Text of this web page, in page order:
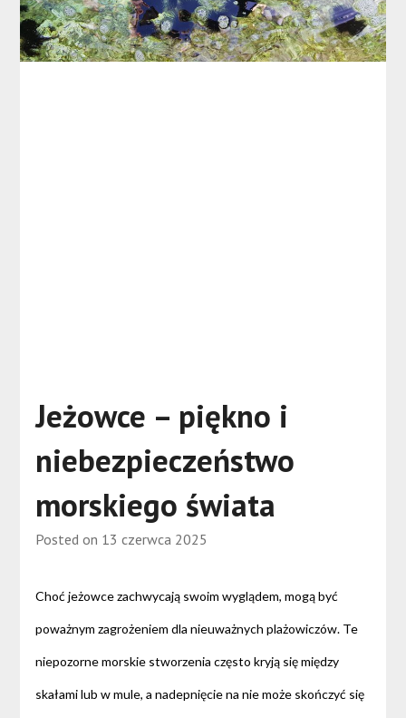
Jeżowce – piękno i
niebezpieczeństwo
morskiego świata
Posted on 13 czerwca 2025
Choć jeżowce zachwycają swoim wyglądem, mogą być
poważnym zagrożeniem dla nieuważnych plażowiczów. Te
niepozorne morskie stworzenia często kryją się między
skałami lub w mule, a nadepnięcie na nie może skończyć się